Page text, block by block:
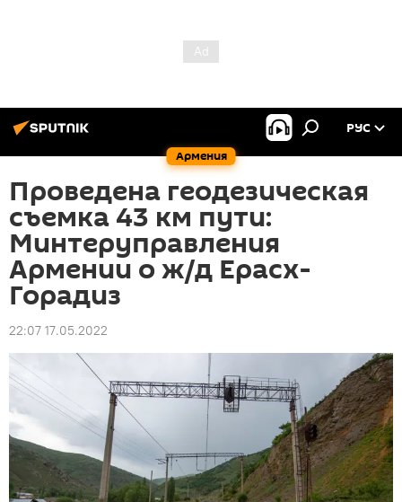
Армения
РУС
Проведена геодезическая
съемка 43 км пути:
Минтеруправления
Армении о ж/д Ерасх-
Горадиз
22:07 17.05.2022